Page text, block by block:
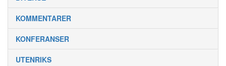
KOMMENTARER
KONFERANSER
UTENRIKS